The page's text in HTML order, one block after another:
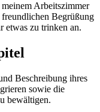
Arbeitszimmer
Begrüßung
etwas zu trinken an.
Beschreibung ihres
sowie die
bewältigen.